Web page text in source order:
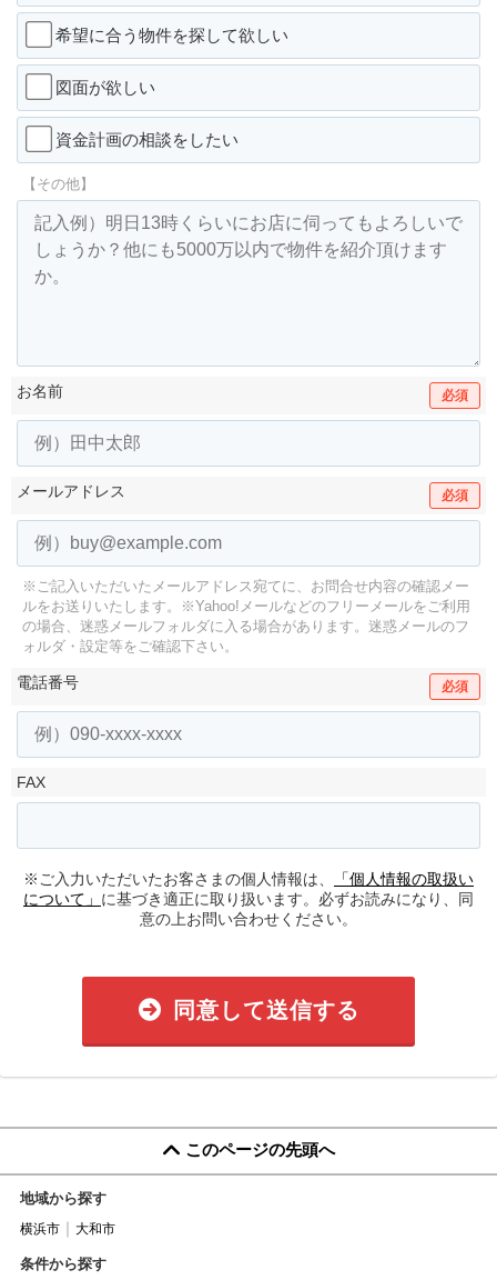
希望に合う物件を探して欲しい
図面が欲しい
資金計画の相談をしたい
【その他】
お名前 必須
メールアドレス 必須
※ご記入いただいたメールアドレス宛てに、お問合せ内容の確認メー
ルをお送りいたします。
※Yahoo!メールなどのフリーメールをご利用
の場合、迷惑メールフォルダに入る場合があります。 迷惑メールのフ
ォルダ・設定等をご確認下さい。
電話番号 必須
FAX
※ご入力いただいたお客さまの個人情報は、
「個人情報の取扱い
について」 に基づき適正に取り扱います。必ずお読みになり、同
意の上お問い合わせください。
同意して送信する
このページの先頭へ
地域から探す
横浜市 大和市
条件から探す